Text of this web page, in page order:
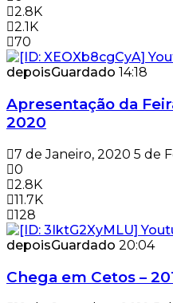
2.8K
2.1K
70
depoisGuardado 14:18
Apresentação da
2020
7 de Janeiro, 2020 5 de
0
2.8K
11.7K
128
depoisGuardado 20:04
Chega em Cetos –